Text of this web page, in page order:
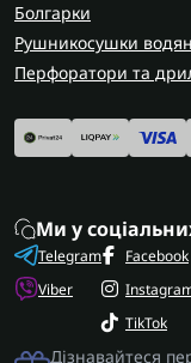
Болгарки
Рушникосушки
Перфоратори та
Ми у
Telegram
Viber
Facebook
TikTok
Дізнавайтеся